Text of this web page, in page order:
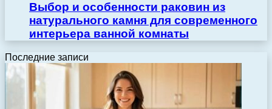
Выбор и особенности раковин из
натурального камня для современного
интерьера ванной комнаты
Последние записи